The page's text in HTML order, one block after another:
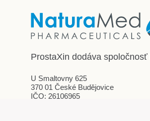
ProstaXin dodáva spoločnosť
U Smaltovny 625
370 01 České Budějovice
IČO: 26106965